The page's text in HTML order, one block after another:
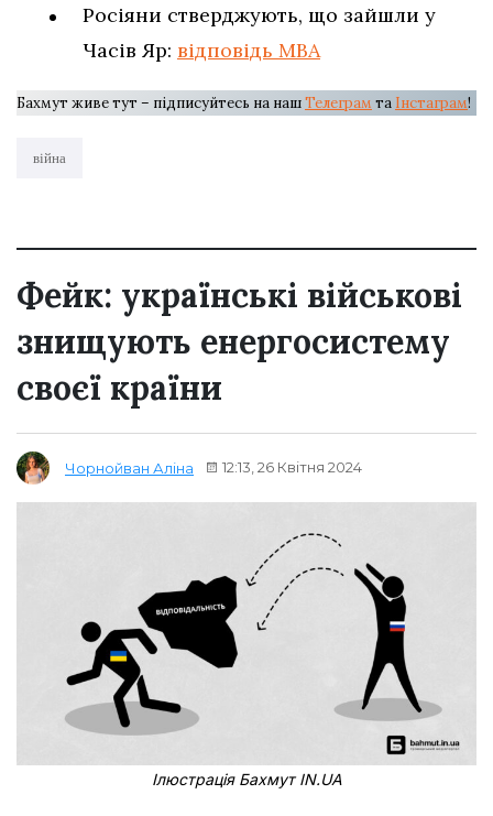
Росіяни стверджують, що зайшли у
Часів Яр: відповідь МВА
Бахмут живе тут – підписуйтесь на нашТелеграм та Інстаграм!
війна
Фейк: українські військові
знищують енергосистему
своєї країни
Чорнойван Аліна 12:13, 26 Квітня 2024
Ілюстрація Бахмут IN.UA